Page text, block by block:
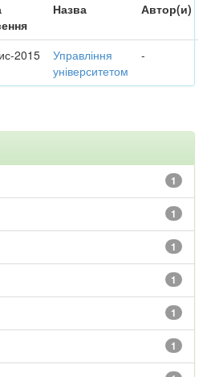
Назва Автор(и)
2015
Управління
університетом
-
1
1
1
1
1
1